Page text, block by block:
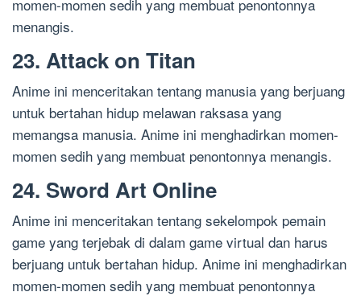
momen-momen sedih yang membuat penontonnya
menangis.
23. Attack on Titan
Anime ini menceritakan tentang manusia yang berjuang
untuk bertahan hidup melawan raksasa yang
memangsa manusia. Anime ini menghadirkan momen-
momen sedih yang membuat penontonnya menangis.
24. Sword Art Online
Anime ini menceritakan tentang sekelompok pemain
game yang terjebak di dalam game virtual dan harus
berjuang untuk bertahan hidup. Anime ini menghadirkan
momen-momen sedih yang membuat penontonnya